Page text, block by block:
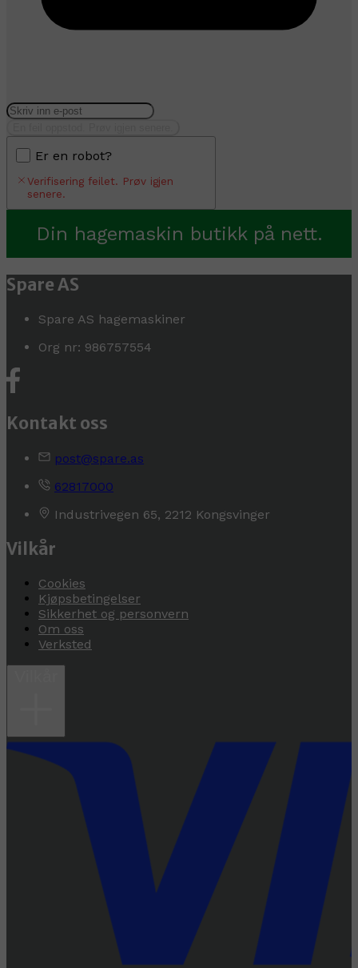
Er en robot?
Verifisering feilet. Prøv igjen
senere.
Din hagemaskin butikk på nett.
Spare AS
Spare AS hagemaskiner
Org nr: 986757554
Kontakt oss
post@spare.as
62817000
Industrivegen 65, 2212 Kongsvinger
Vilkår
Cookies
Kjøpsbetingelser
Sikkerhet og personvern
Om oss
Verksted